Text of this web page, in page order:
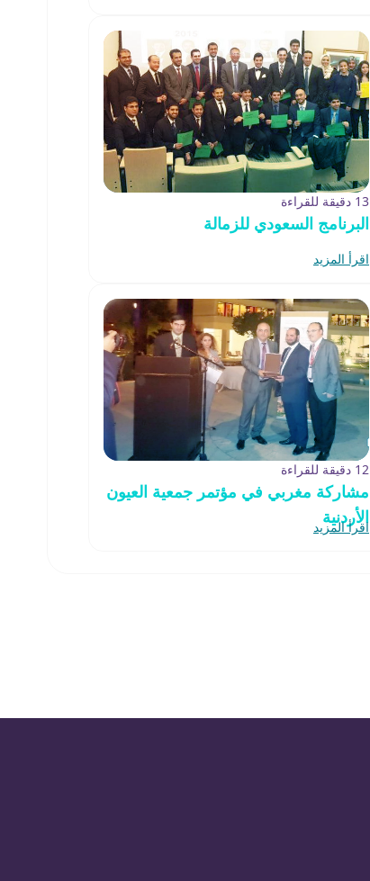
13 دقيقة للقراءة
البرنامج السعودي للزمالة
اقرأ المزيد
12 دقيقة للقراءة
مشاركة مغربي في مؤتمر جمعية العيون
الأردنية
اقرأ المزيد